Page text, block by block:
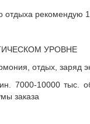
отдыха рекомендую
УРОВНЕ
отдых, заряд
7000-10000 тыс.
заказа